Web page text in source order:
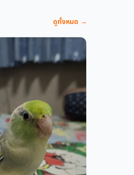
ดูทั้งหมด →